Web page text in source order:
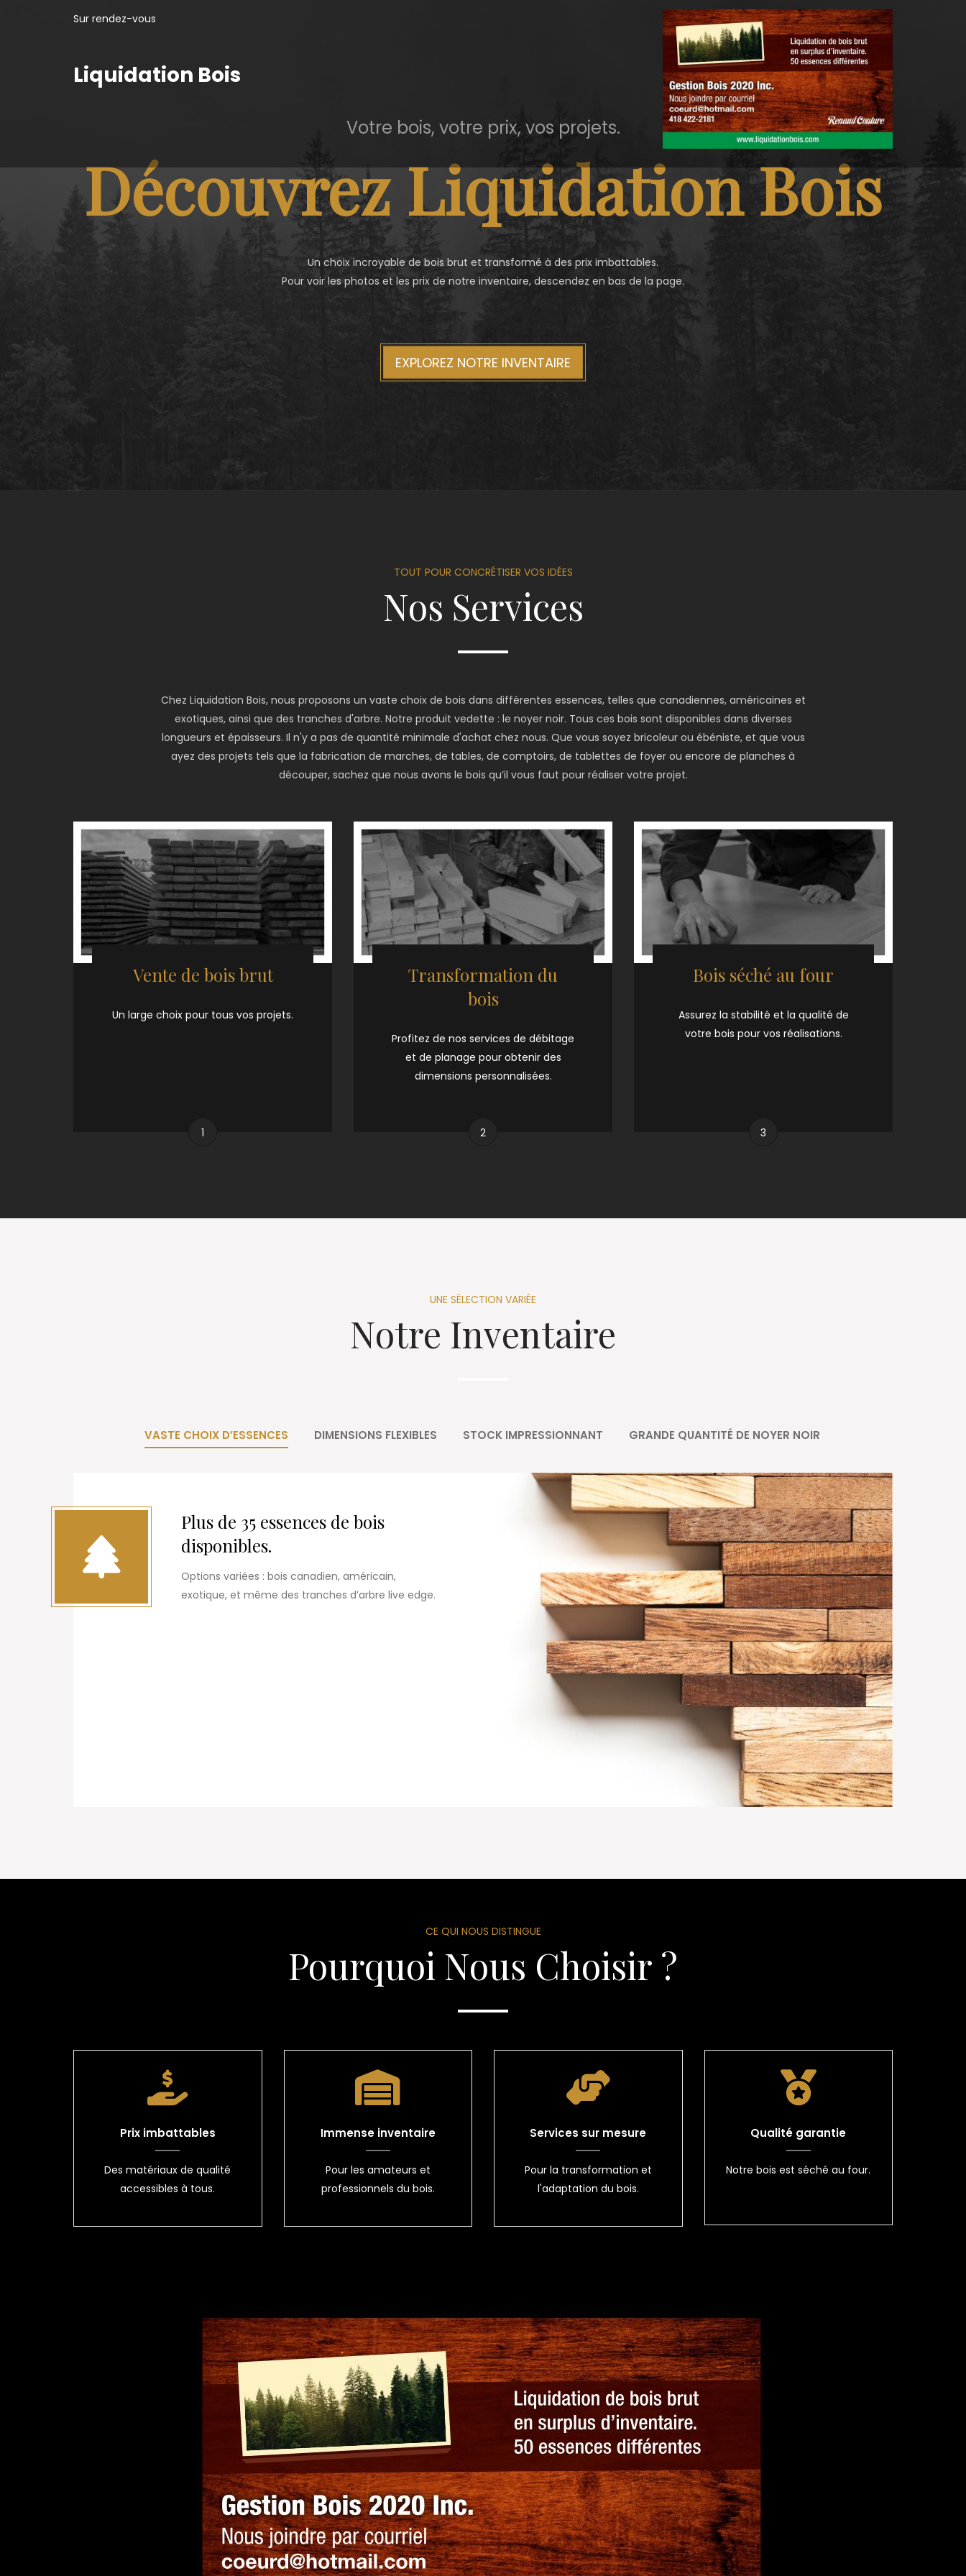
Sur rendez-vous
Liquidation Bois
Votre bois, votre prix, vos projets.
Découvrez Liquidation Bois
Un choix incroyable de bois brut et transformé à des prix imbattables.
Pour voir les photos et les prix de notre inventaire, descendez en bas de la page.
EXPLOREZ NOTRE INVENTAIRE
TOUT POUR CONCRÉTISER VOS IDÉES
Nos Services
Chez Liquidation Bois, nous proposons un vaste choix de bois dans différentes essences, telles que canadiennes, américaines et
exotiques, ainsi que des tranches d'arbre. Notre produit vedette : le noyer noir. Tous ces bois sont disponibles dans diverses
longueurs et épaisseurs. Il n'y a pas de quantité minimale d'achat chez nous. Que vous soyez bricoleur ou ébéniste, et que vous
ayez des projets tels que la fabrication de marches, de tables, de comptoirs, de tablettes de foyer ou encore de planches à
découper, sachez que nous avons le bois qu’il vous faut pour réaliser votre projet.
Vente de bois brut
Un large choix pour tous vos projets.
1
Transformation du
bois
Profitez de nos services de débitage
et de planage pour obtenir des
dimensions personnalisées.
2
Bois séché au four
Assurez la stabilité et la qualité de
votre bois pour vos réalisations.
3
UNE SÉLECTION VARIÉE
Notre Inventaire
VASTE CHOIX D’ESSENCES DIMENSIONS FLEXIBLES STOCK IMPRESSIONNANT GRANDE QUANTITÉ DE NOYER NOIR
Plus de 35 essences de bois
disponibles.
Options variées : bois canadien, américain,
exotique, et même des tranches d’arbre live edge.
CE QUI NOUS DISTINGUE
Pourquoi Nous Choisir ?
Prix imbattables
Des matériaux de qualité
accessibles à tous.
Immense inventaire
Pour les amateurs et
professionnels du bois.
Services sur mesure
Pour la transformation et
l'adaptation du bois.
Qualité garantie
Notre bois est séché au four.